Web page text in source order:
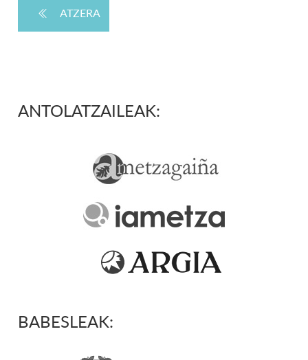
ATZERA
ANTOLATZAILEAK:
BABESLEAK: